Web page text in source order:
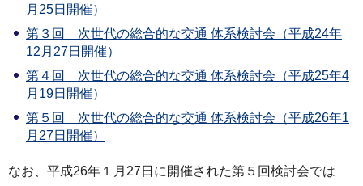
月25日開催）
第３回 次世代の総合的な交通 体系検討会（平成24年
12月27日開催）
第４回 次世代の総合的な交通 体系検討会（平成25年4
月19日開催）
第５回 次世代の総合的な交通 体系検討会（平成26年1
月27日開催）
なお、平成26年１月27日に開催された第５回検討会では